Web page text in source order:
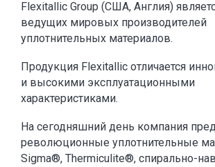
Flexitallic Group (США, Англия)
ведущих мировых производителей
уплотнительных материалов.
Продукция Flexitallic отличается
и высокими эксплуатационными
характеристиками.
На сегодняшний день компания
революционные уплотнительные
Sigma®, Thermiculite®, спирально-